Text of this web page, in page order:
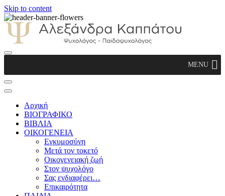
Skip to content
Παιδοψυχολόγος
MENU
Αρχική
ΒΙΟΓΡΑΦΙΚΟ
ΒΙΒΛΙΑ
ΟΙΚΟΓΕΝΕΙΑ
Εγκυμοσύνη
Μετά τον τοκετό
Οικογενειακή ζωή
Στον ψυχολόγο
Σας ενδιαφέρει…
Επικαιρότητα